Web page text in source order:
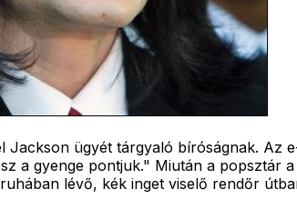
ügyét tárgyaló bíróságnak. Az
a gyenge pontjuk." Miután a popsztár
lévő, kék inget viselő rendőr